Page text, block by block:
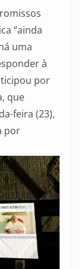
“ainda
uma
à
por
que
feira (23),
por